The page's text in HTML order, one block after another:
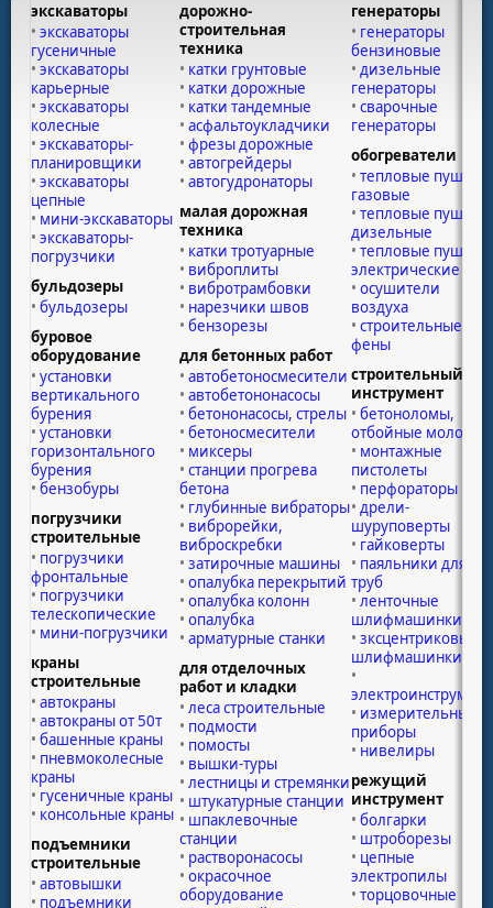
экскаваторы
экскаваторы
гусеничные
экскаваторы
карьерные
экскаваторы
колесные
экскаваторы-
планировщики
экскаваторы
цепные
мини-экскаваторы
экскаваторы-
погрузчики
бульдозеры
бульдозеры
буровое
оборудование
установки
вертикального
бурения
установки
горизонтального
бурения
бензобуры
погрузчики
строительные
погрузчики
фронтальные
погрузчики
телескопические
мини-погрузчики
краны
строительные
автокраны
автокраны от 50т
башенные краны
пневмоколесные
краны
гусеничные краны
консольные краны
подъемники
строительные
автовышки
подъемники
дорожно-
строительная
техника
катки грунтовые
катки дорожные
катки тандемные
асфальтоукладчики
фрезы дорожные
автогрейдеры
автогудронаторы
малая дорожная
техника
катки тротуарные
виброплиты
вибротрамбовки
нарезчики швов
бензорезы
для бетонных работ
автобетоносмесители
автобетононасосы
бетононасосы, стрелы
бетоносмесители
миксеры
станции прогрева
бетона
глубинные вибраторы
виброрейки,
виброскребки
затирочные машины
опалубка перекрытий
опалубка колонн
опалубка
арматурные станки
для отделочных
работ и кладки
леса строительные
подмости
помосты
вышки-туры
лестницы и стремянки
штукатурные станции
шпаклевочные
станции
растворонасосы
окрасочное
оборудование
генераторы
генераторы
бензиновые
дизельные
генераторы
сварочные
генераторы
обогреватели
тепловые пушки
газовые
тепловые пушки
дизельные
тепловые пушки
электрические
осушители
воздуха
строительные
фены
строительный
инструмент
бетоноломы,
отбойные молотки
монтажные
пистолеты
перфораторы
дрели-
шуруповерты
гайковерты
паяльники для
труб
ленточные
шлифмашинки
зксцентриковые
шлифмашинки
электроинструмент
измерительные
приборы
нивелиры
режущий
инструмент
болгарки
штроборезы
цепные
электропилы
торцовочные